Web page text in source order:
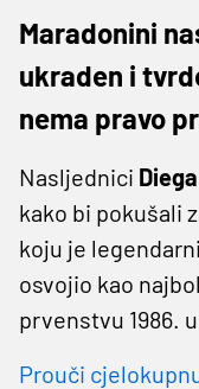
Maradonini
ukraden i
nema pravo
Nasljednici
kako bi pokušali
koju je
osvojio kao
prvenstvu 1986. u
Prouči